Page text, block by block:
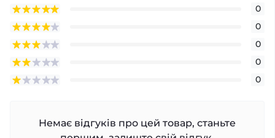
0
0
0
0
0
Немає відгуків про цей товар, станьте